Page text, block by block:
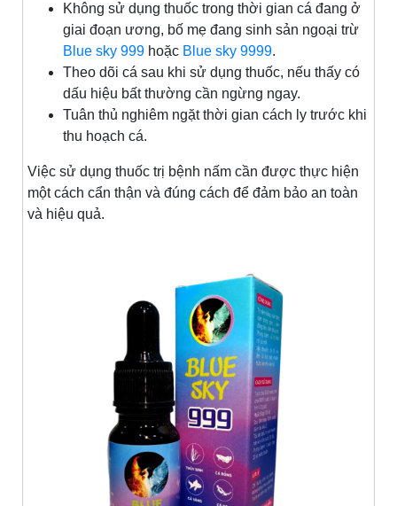
Không sử dụng thuốc trong thời gian cá đang ở
giai đoạn ương, bố mẹ đang sinh sản ngoại trừ
Blue sky 999 hoặc Blue sky 9999.
Theo dõi cá sau khi sử dụng thuốc, nếu thấy có
dấu hiệu bất thường cần ngừng ngay.
Tuân thủ nghiêm ngặt thời gian cách ly trước khi
thu hoạch cá.
Việc sử dụng thuốc trị bệnh nấm cần được thực hiện
một cách cẩn thận và đúng cách để đảm bảo an toàn
và hiệu quả.